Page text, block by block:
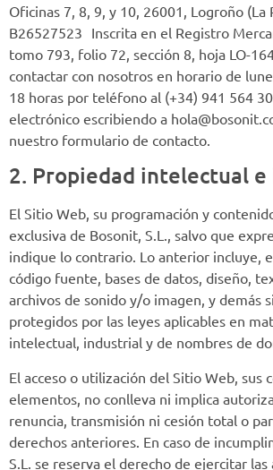
Oficinas 7, 8, 9, y 10, 26001, Logroño (La
B26527523 Inscrita en el Registro
tomo 793, folio 72, sección 8, hoja LO-
contactar con nosotros en horario de
18 horas por teléfono al (+34) 941 564
electrónico escribiendo a
nuestro formulario de contacto.
2. Propiedad intelectual
El Sitio Web, su programación y
exclusiva de Bosonit, S.L., salvo que
indique lo contrario. Lo anterior incluye,
código fuente, bases de datos, diseño,
archivos de sonido y/o imagen, y demás
protegidos por las leyes aplicables en
intelectual, industrial y de nombres de
El acceso o utilización del Sitio Web, sus
elementos, no conlleva ni implica
renuncia, transmisión ni cesión total o
derechos anteriores. En caso de
S.L. se reserva el derecho de ejercitar las